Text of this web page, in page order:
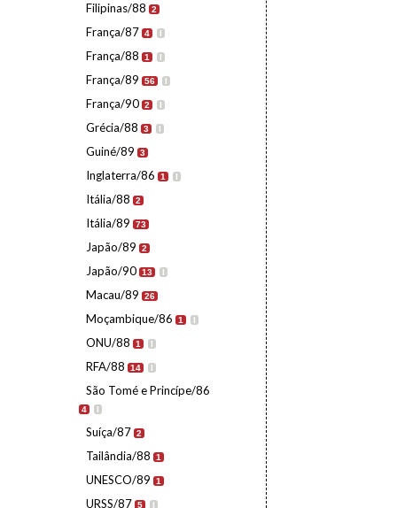
Filipinas/88 2
França/87 4 I
França/88 1 I
França/89 56 I
França/90 2 I
Grécia/88 3 I
Guiné/89 3
Inglaterra/86 1 I
Itália/88 2
Itália/89 73
Japão/89 2
Japão/90 13 I
Macau/89 26
Moçambique/86 1 I
ONU/88 1 I
RFA/88 14 I
São Tomé e Princípe/86
4 I
Suíça/87 2
Tailândia/88 1
UNESCO/89 1
URSS/87 5 I